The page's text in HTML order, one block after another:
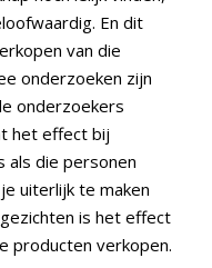
En dit
van die
onderzoeken zijn
onderzoekers
het effect bij
als die personen
uiterlijk te maken
is het effect
producten verkopen.